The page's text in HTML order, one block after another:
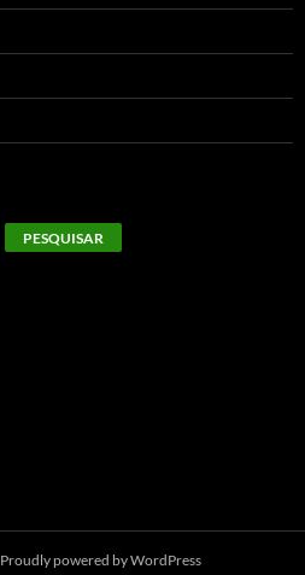
PESQUISAR
Proudly powered by WordPress